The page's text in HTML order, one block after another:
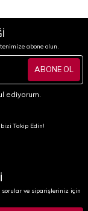
abone olun.
ABONE OL
ediyorum.
Takip Edin!
ve siparişleriniz için